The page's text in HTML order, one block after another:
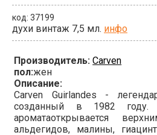
код: 37199
духи винтаж 7,5 мл. инфо
Производитель: Carven
пол:жен
Описание:
Carven Guirlandes -
созданный в 1982 году.
ароматаоткрывается
альдегидов, малины,